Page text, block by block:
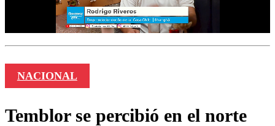
NACIONAL
Temblor se percibió en el norte